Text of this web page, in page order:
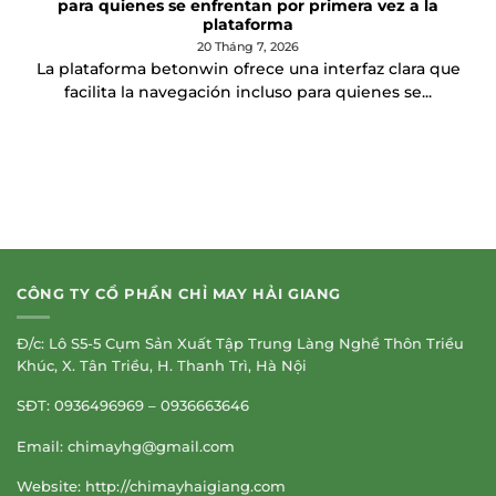
para quienes se enfrentan por primera vez a la
plataforma
20 Tháng 7, 2026
La plataforma betonwin ofrece una interfaz clara que
facilita la navegación incluso para quienes se...
CÔNG TY CỔ PHẦN CHỈ MAY HẢI GIANG
Đ/c: Lô S5-5 Cụm Sản Xuất Tập Trung Làng Nghề Thôn Triều
Khúc, X. Tân Triều, H. Thanh Trì, Hà Nội
SĐT: 0936496969 – 0936663646
Email: chimayhg@gmail.com
Website: http://chimayhaigiang.com